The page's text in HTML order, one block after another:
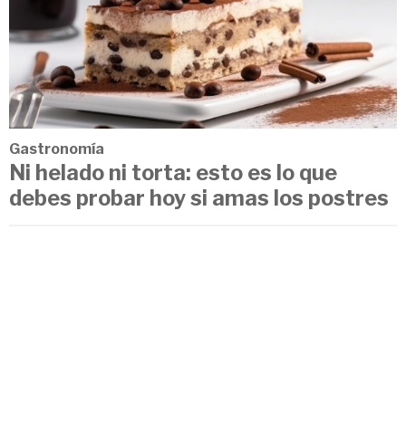
Gastronomía
Ni helado ni torta: esto es lo que
debes probar hoy si amas los postres